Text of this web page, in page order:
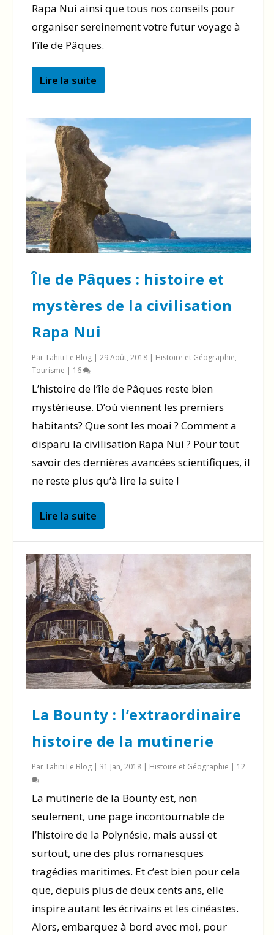
Rapa Nui ainsi que tous nos conseils pour
organiser sereinement votre futur voyage à
l’île de Pâques.
Lire la suite
Île de Pâques : histoire et
mystères de la civilisation
Rapa Nui
ParTahiti Le Blog |29 Août, 2018 | Histoire et Géographie,
Tourisme | 16
L’histoire de l’île de Pâques reste bien
mystérieuse. D’où viennent les premiers
habitants? Que sont les moai ? Comment a
disparu la civilisation Rapa Nui ? Pour tout
savoir des dernières avancées scientifiques, il
ne reste plus qu’à lire la suite !
Lire la suite
La Bounty : l’extraordinaire
histoire de la mutinerie
ParTahiti Le Blog |31 Jan, 2018 | Histoire et Géographie | 12
La mutinerie de la Bounty est, non
seulement, une page incontournable de
l’histoire de la Polynésie, mais aussi et
surtout, une des plus romanesques
tragédies maritimes. Et c’est bien pour cela
que, depuis plus de deux cents ans, elle
inspire autant les écrivains et les cinéastes.
Alors, embarquez à bord avec moi, pour